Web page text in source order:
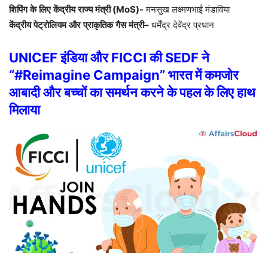
शिपिंग के लिए केंद्रीय राज्य मंत्री(MoS)- मनसुख लक्ष्मणभाई मंडाविया
केंद्रीय पेट्रोलियम और प्राकृतिक गैस मंत्री– धर्मेंद्र देवेंद्र प्रधान
UNICEFइंडियाऔरFICCIकीSEDFने
“#Reimagine Campaign” भारतमेंकमजोर
आबादीऔरबच्चोंकासमर्थनकरनेकेपहलकेलिएहाथ
मिलाया